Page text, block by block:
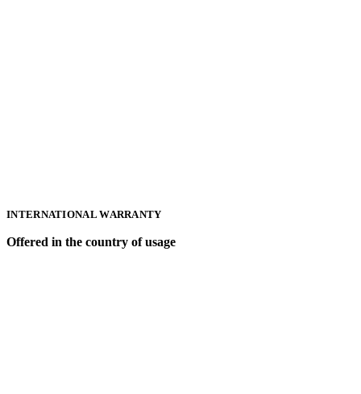
INTERNATIONAL WARRANTY
Offered in the country of usage